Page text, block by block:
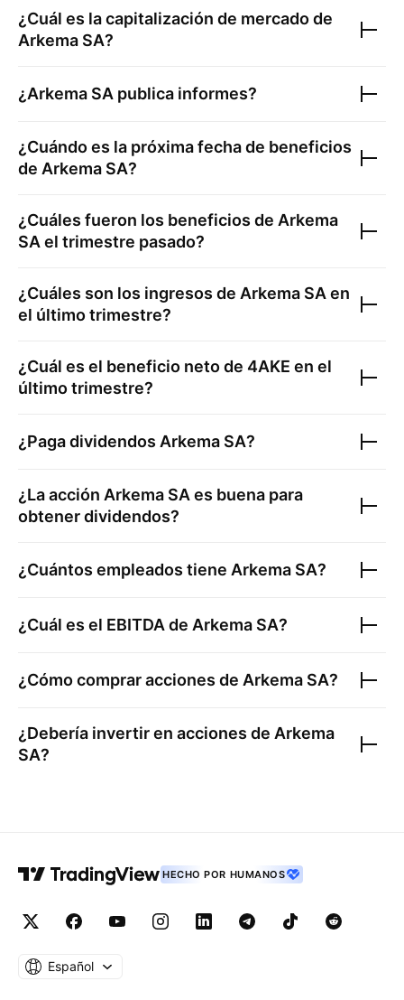
¿Cuál es la capitalización de mercado de
Arkema SA?
¿Arkema SA publica informes?
¿Cuándo es la próxima fecha de beneficios
de Arkema SA?
¿Cuáles fueron los beneficios de Arkema
SA el trimestre pasado?
¿Cuáles son los ingresos de Arkema SA en
el último trimestre?
¿Cuál es el beneficio neto de 4AKE en el
último trimestre?
¿Paga dividendos Arkema SA?
¿La acción Arkema SA es buena para
obtener dividendos?
¿Cuántos empleados tiene Arkema SA?
¿Cuál es el EBITDA de Arkema SA?
¿Cómo comprar acciones de Arkema SA?
¿Debería invertir en acciones de Arkema
SA?
HECHO POR HUMANOS
Español